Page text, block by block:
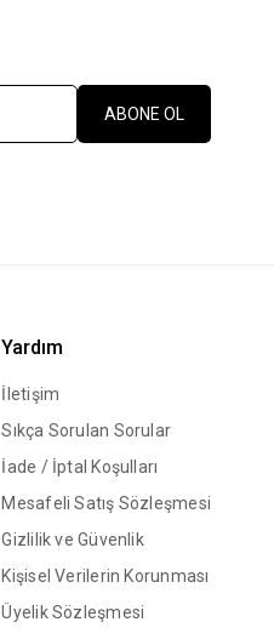
ABONE OL
Yardım
İletişim
Sıkça Sorulan Sorular
İade / İptal Koşulları
Mesafeli Satış Sözleşmesi
Gizlilik ve Güvenlik
Kişisel Verilerin Korunması
Üyelik Sözleşmesi